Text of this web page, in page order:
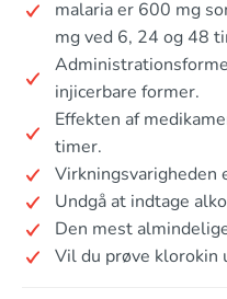
malaria er 600 mg
mg ved 6, 24 og 48
injicerbare former.
Effekten af
timer.
Undgå at indtage
Den mest
Vil du prøve klorokin